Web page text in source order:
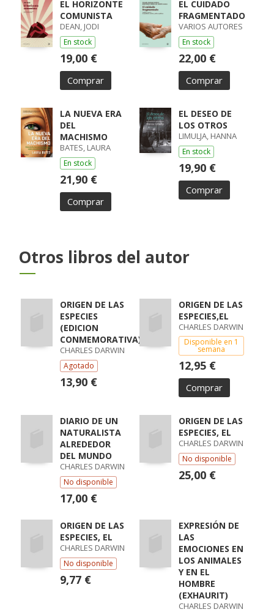
EL HORIZONTE
COMUNISTA
DEAN, JODI
En stock
19,00 €
Comprar
EL CUIDADO
FRAGMENTADO
VARIOS AUTORES
En stock
22,00 €
Comprar
LA NUEVA ERA
DEL
MACHISMO
BATES, LAURA
En stock
21,90 €
Comprar
EL DESEO DE
LOS OTROS
LIMULJA, HANNA
En stock
19,90 €
Comprar
Otros libros del autor
ORIGEN DE LAS
ESPECIES
(EDICION
CONMEMORATIVA)
CHARLES DARWIN
Agotado
13,90 €
ORIGEN DE LAS
ESPECIES,EL
CHARLES DARWIN
Disponible en 1
semana
12,95 €
Comprar
DIARIO DE UN
NATURALISTA
ALREDEDOR
DEL MUNDO
CHARLES DARWIN
No disponible
17,00 €
ORIGEN DE LAS
ESPECIES, EL
CHARLES DARWIN
No disponible
25,00 €
ORIGEN DE LAS
ESPECIES, EL
CHARLES DARWIN
No disponible
9,77 €
EXPRESIÓN DE
LAS
EMOCIONES EN
LOS ANIMALES
Y EN EL
HOMBRE
(EXHAURIT)
CHARLES DARWIN